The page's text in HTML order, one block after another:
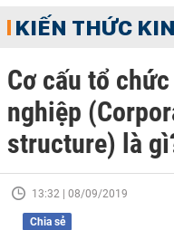
KIẾN THỨC
Cơ cấu tổ
nghiệp
structure) là
13:32 | 08/09/2019
Chia sẻ